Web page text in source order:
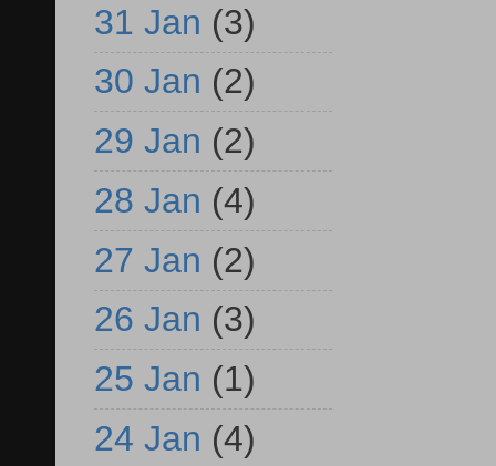
31 Jan (3)
30 Jan (2)
29 Jan (2)
28 Jan (4)
27 Jan (2)
26 Jan (3)
25 Jan (1)
24 Jan (4)